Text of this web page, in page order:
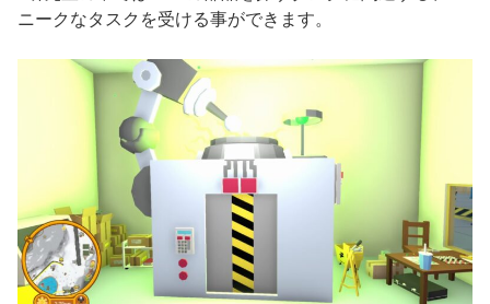
ニークなタスクを受ける事ができます。